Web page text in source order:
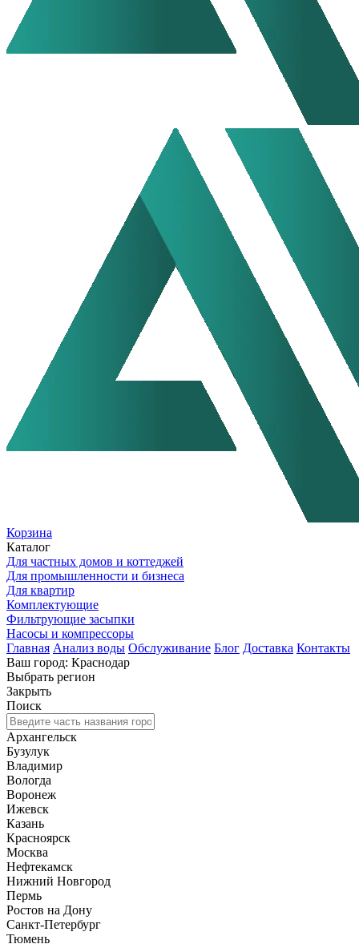
Корзина
Каталог
Для частных домов и коттеджей
Для промышленности и бизнеса
Для квартир
Комплектующие
Фильтрующие засыпки
Насосы и компрессоры
Главная Анализ воды Обслуживание Блог Доставка Контакты
Ваш город: Краснодар
Выбрать регион
Закрыть
Поиск
Архангельск
Бузулук
Владимир
Вологда
Воронеж
Ижевск
Казань
Красноярск
Москва
Нефтекамск
Нижний Новгород
Пермь
Ростов на Дону
Санкт-Петербург
Тюмень